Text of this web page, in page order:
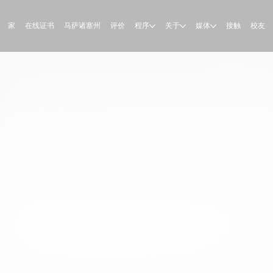
家 在线证书 马萨诸塞州 评价 程序 关于 媒体 接触 校友